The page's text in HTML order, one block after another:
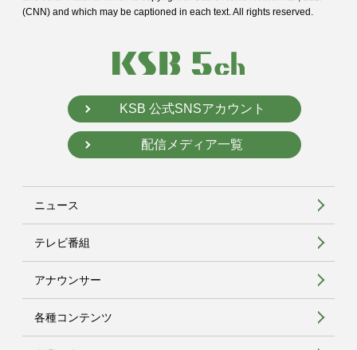
(CNN) and which may be captioned in each text. All rights reserved.
KSB 公式SNSアカウント
配信メディア一覧
ニュース
テレビ番組
アナウンサー
各種コンテンツ